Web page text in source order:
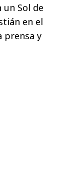
Sol de
en el
prensa y